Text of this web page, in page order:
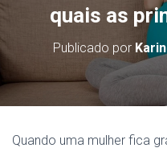
quais as
Publicado por
Quando uma mulher fica